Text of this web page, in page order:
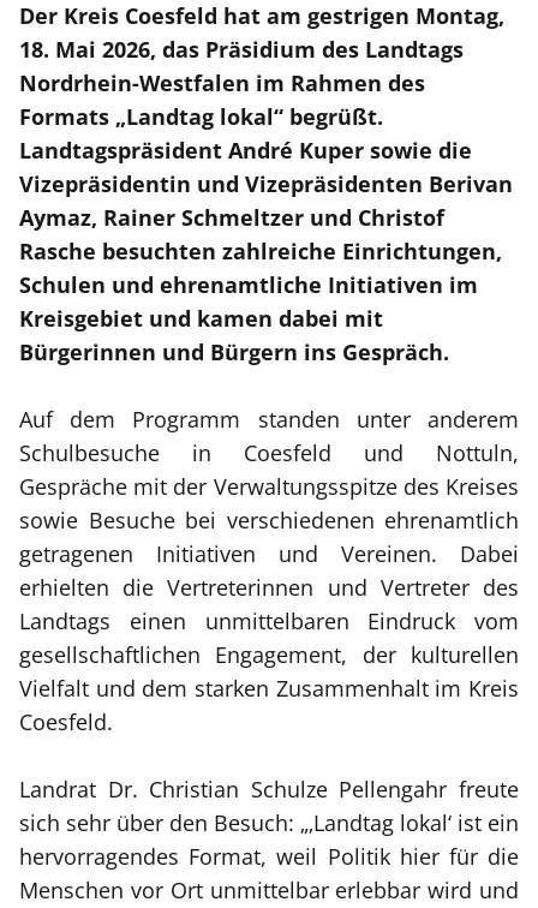
Der Kreis Coesfeld hat am gestrigen Montag,
18. Mai 2026, das Präsidium des Landtags
Nordrhein-Westfalen im Rahmen des
Formats „Landtag lokal“ begrüßt.
Landtagspräsident André Kuper sowie die
Vizepräsidentin und Vizepräsidenten Berivan
Aymaz, Rainer Schmeltzer und Christof
Rasche besuchten zahlreiche Einrichtungen,
Schulen und ehrenamtliche Initiativen im
Kreisgebiet und kamen dabei mit
Bürgerinnen und Bürgern ins Gespräch.
Auf dem Programm standen unter anderem
Schulbesuche in Coesfeld und Nottuln,
Gespräche mit der Verwaltungsspitze des Kreises
sowie Besuche bei verschiedenen ehrenamtlich
getragenen Initiativen und Vereinen. Dabei
erhielten die Vertreterinnen und Vertreter des
Landtags einen unmittelbaren Eindruck vom
gesellschaftlichen Engagement, der kulturellen
Vielfalt und dem starken Zusammenhalt im Kreis
Coesfeld.
Landrat Dr. Christian Schulze Pellengahr freute
sich sehr über den Besuch: „‚Landtag lokal‘ ist ein
hervorragendes Format, weil Politik hier für die
Menschen vor Ort unmittelbar erlebbar wird und